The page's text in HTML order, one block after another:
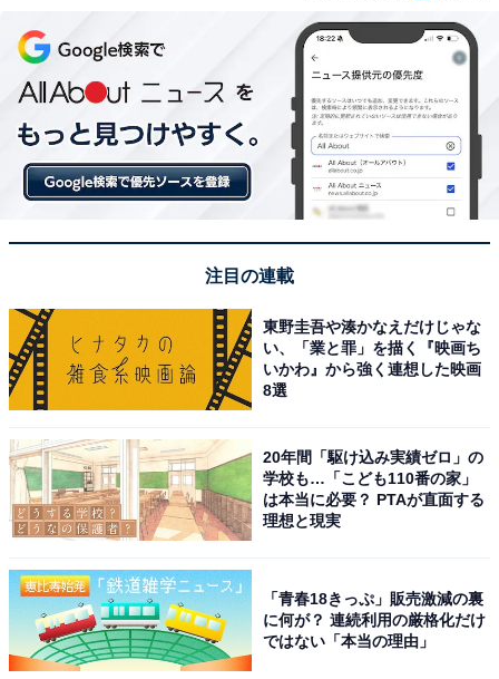
注目の連載
東野圭吾や湊かなえだけじゃな
い、「業と罪」を描く『映画ち
いかわ』から強く連想した映画
8選
20年間「駆け込み実績ゼロ」の
学校も…「こども110番の家」
は本当に必要？ PTAが直面する
理想と現実
「青春18きっぷ」販売激減の裏
に何が？ 連続利用の厳格化だけ
ではない「本当の理由」